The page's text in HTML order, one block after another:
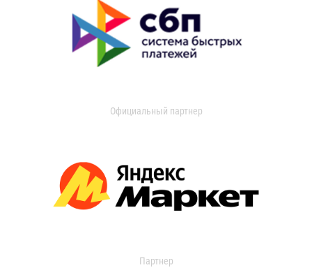
Официальный партнер
Партнер